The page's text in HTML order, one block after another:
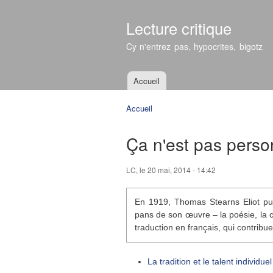
Lecture critique
Cy n'entrez pas, hypocrites, bigotz
Menu principal
Accueil
Accueil
Ça n'est pas
LC, le 20 mai, 2014 - 14:42
En 1919, Thomas Stearns Eliot
pans de son œuvre – la poésie, la
traduction en français, qui
La tradition et le talent individuel